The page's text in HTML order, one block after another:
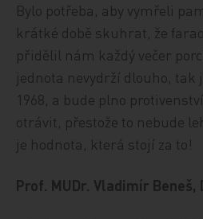
Bylo potřeba, aby vymřeli
krátké době skuhrat, že
přidělil nám každý večer
jednota nevydrží dlouho, tak
1968, a bude plno
otrávit, přestože to nebude
je hodnota, která stojí za to!
Prof. MUDr. Vladimír Beneš,